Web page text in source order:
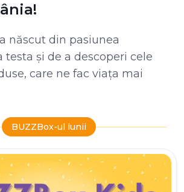
născut din pasiunea
testa și de a descoperi cele
care ne fac viața mai
BUZZBox-ul lunii